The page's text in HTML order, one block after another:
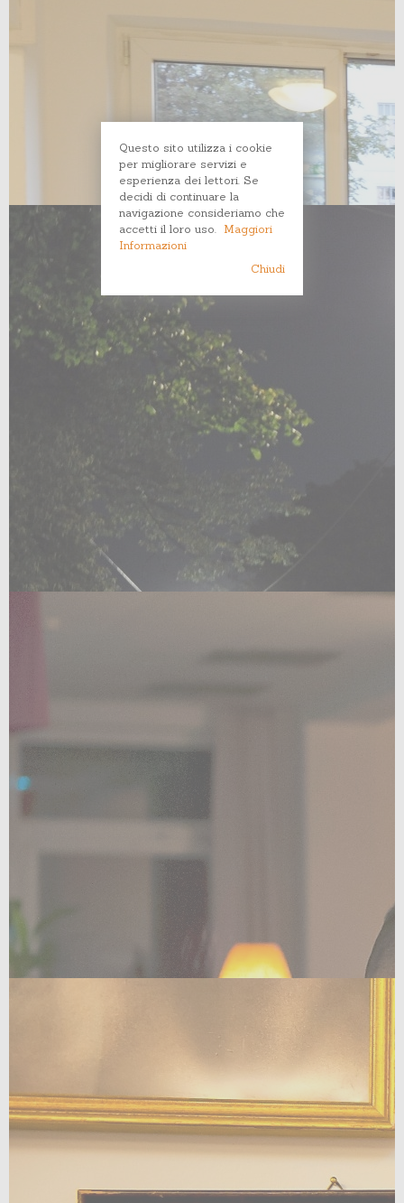
Questo sito utilizza i cookie
per migliorare servizi e
esperienza dei lettori. Se
decidi di continuare la
navigazione consideriamo che
accetti il loro uso.
Maggiori
Informazioni
Chiudi